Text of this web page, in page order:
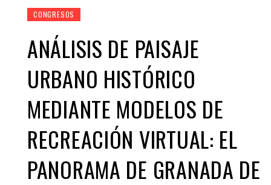
CONGRESOS
ANÁLISIS DE PAISAJE
URBANO HISTÓRICO
MEDIANTE MODELOS DE
RECREACIÓN VIRTUAL: EL
PANORAMA DE GRANADA DE